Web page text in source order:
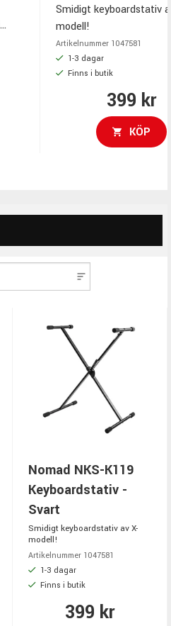
Smidigt keyboardstativ
modell!
Artikelnummer 1047581
1-3 dagar
Finns i butik
399 kr
KÖP
Nomad NKS-K119
Keyboardstativ -
Svart
Smidigt keyboardstativ av X-
modell!
Artikelnummer 1047581
1-3 dagar
Finns i butik
399 kr